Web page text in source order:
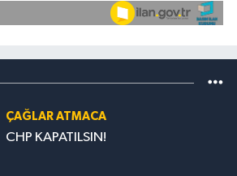
ÇAĞLAR ATMACA
CHP KAPATILSIN!